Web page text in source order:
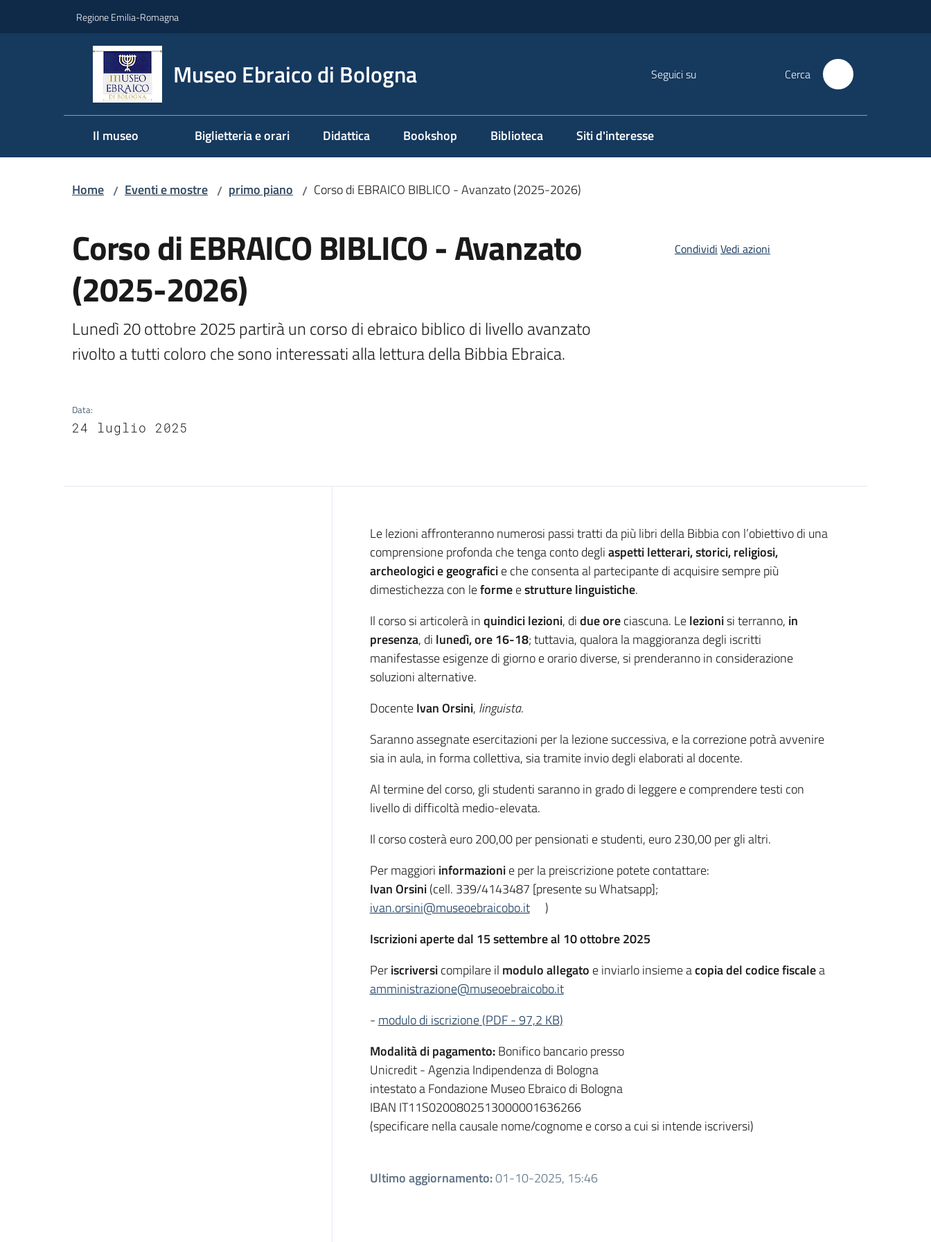
Regione Emilia-Romagna
Museo Ebraico di Bologna Seguici su Cerca
Il museo Biglietteria e orari Didattica Bookshop Biblioteca Siti d'interesse
Home / Eventi e mostre / primo piano / Corso di EBRAICO BIBLICO - Avanzato (2025-2026)
Corso di EBRAICO BIBLICO - Avanzato
(2025-2026)
Lunedì 20 ottobre 2025 partirà un corso di ebraico biblico di livello avanzato
rivolto a tutti coloro che sono interessati alla lettura della Bibbia Ebraica.
Data:
24 luglio 2025
Condividi Vedi azioni
Introduzione
Le lezioni affronteranno numerosi passi tratti da più libri della Bibbia con l’obiettivo di una
comprensione profonda che tenga conto degliaspetti letterari, storici, religiosi,
archeologici e geograficie che consenta al partecipante di acquisire sempre più
dimestichezza con leformeestrutture linguistiche.
Il corso si articolerà inquindici lezioni, didue oreciascuna. Lelezionisi terranno, in
presenza, di lunedì, ore 16-18; tuttavia, qualora la maggioranza degli iscritti
manifestasse esigenze di giorno e orario diverse, si prenderanno in considerazione
soluzioni alternative.
DocenteIvanOrsini, linguista.
Saranno assegnate esercitazioni per la lezione successiva, e la correzione potrà avvenire
sia in aula, in forma collettiva, sia tramite invio degli elaborati al docente.
Al termine del corso, gli studenti saranno in grado di leggere e comprendere testi con
livello di difficoltà medio-elevata.
Il corso costerà euro 200,00 per pensionati e studenti, euro 230,00 per gli altri.
Per maggiori informazionie per la preiscrizione potete contattare:
Ivan Orsini(cell. 339/4143487 [presente su Whatsapp];
ivan.orsini@museoebraicobo.it
)
Iscrizioni aperte dal 15 settembre al 10 ottobre 2025
Periscriversicompilare il modulo allegato e inviarlo insieme acopia del codice fiscalea
amministrazione@museoebraicobo.it
- modulo di iscrizione(PDF-97,2 KB)
Modalità di pagamento:Bonifico bancario presso
Unicredit - Agenzia Indipendenza di Bologna
intestato a Fondazione Museo Ebraico di Bologna
IBAN IT11S0200802513000001636266
(specificare nella causale nome/cognome e corso a cui si intende iscriversi)
Ultimo aggiornamento:01-10-2025, 15:46